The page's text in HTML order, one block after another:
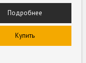
Подробнее
Купить